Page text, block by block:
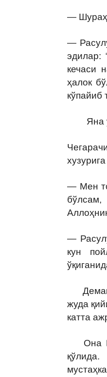
—
—
эдилар:
кечаси
ҳалок
кўпайиб
Яна ул
— Мен
—
кун
Демак,
жуда
катта
Она